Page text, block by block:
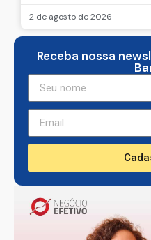
2 de agosto de 2026
Receba nossa